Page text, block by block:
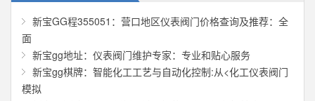
新宝GG程355051：营口地区仪表阀门价格查询及推荐：全
面
新宝gg地址：仪表阀门维护专家：专业和贴心服务
新宝gg棋牌：智能化工工艺与自动化控制:从<化工仪表阀门
模拟